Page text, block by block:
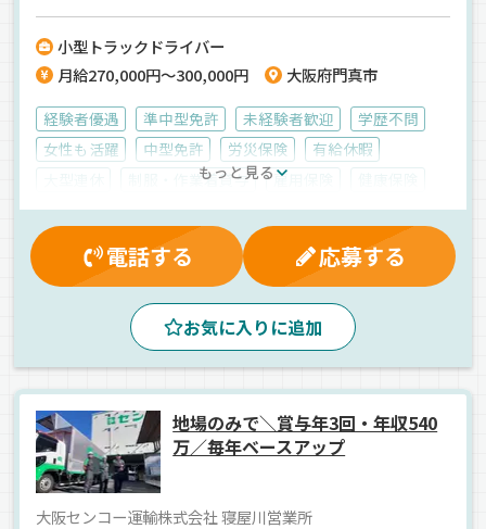
小型トラックドライバー
月給270,000円～300,000円
大阪府門真市
経験者優遇 準中型免許 未経験者歓迎
学歴不問
女性も活躍
中型免許 労災保険
有給休暇
制服・作業着貸与 雇用保険
資格取得制度
マイカー通勤可 昇給
退職金制度
財形貯蓄制度 厚生年金
夕方
真夜中 拠点多数
手積み
ジョロダー・ジョルダー
ETC搭載
1人1台専用車
バックアイモニター装備
パレット輸送
ドライブレコーダー
地場 ダンボール
ウィング車
正社員
もっと見る
電話する 応募する
お気に入りに追加
地場のみで＼賞与年3回・年収540
万／毎年ベースアップ
大阪センコー運輸株式会社 寝屋川営業所